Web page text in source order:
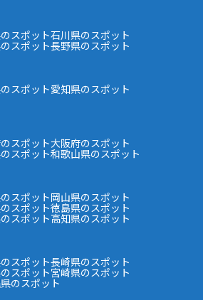
スポット石川県のスポット
スポット長野県のスポット
スポット愛知県のスポット
スポット大阪府のスポット
スポット和歌山県のスポット
スポット岡山県のスポット
スポット徳島県のスポット
スポット高知県のスポット
スポット長崎県のスポット
スポット宮崎県のスポット
のスポット